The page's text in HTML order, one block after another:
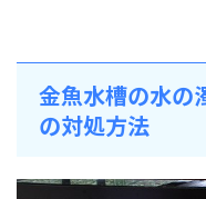
金魚水槽の水の
の対処方法